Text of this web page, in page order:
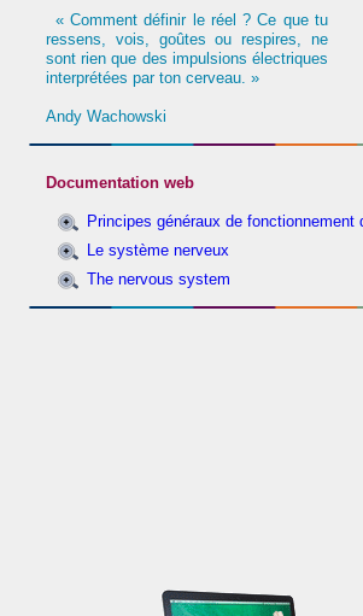
« Comment définir le réel ? Ce que tu
ressens, vois, goûtes ou respires, ne
sont rien que des impulsions électriques
interprétées par ton cerveau. »
Andy Wachowski
Documentation web
Principes généraux de fonctionnement
Le système nerveux
The nervous system